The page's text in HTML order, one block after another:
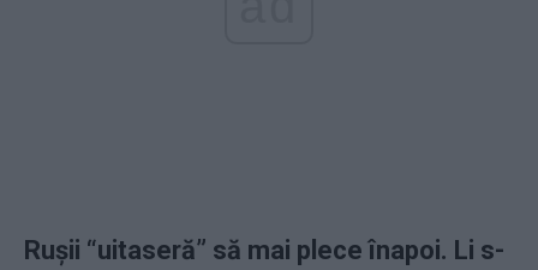
Rușii “uitaseră” să mai plece înapoi. Li s-